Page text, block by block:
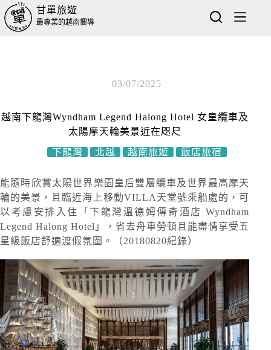
甘單旅遊
最專業的越南嚮導
03/07/2025
越南下龍灣Wyndham Legend Halong Hotel 女皇纜車及
太陽摩天輪美景近在咫尺
下龍灣
北越 越南旅遊 飯店旅宿
能隨時欣賞太陽世界樂園皇后雙層纜車及世界最高摩天
輪的美景，且臨近海上移動VILLA天堂號乘船處的，可
以考慮安排入住「下龍灣溫德姆傳奇酒店 Wyndham
Legend Halong Hotel」，省去舟車勞頓且能盡情享受五
星級飯店舒適渡假氛圍。（20180820紀錄）